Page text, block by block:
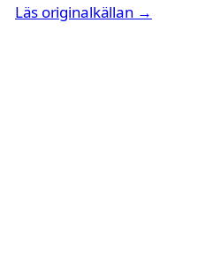
Läs originalkällan →